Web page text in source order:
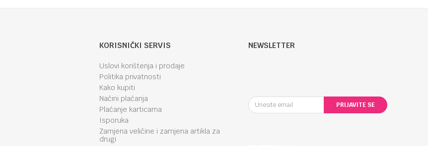
KORISNIČKI SERVIS
Uslovi korištenja i prodaje
Politika privatnosti
Kako kupiti
Načini plaćanja
Plaćanje karticama
Isporuka
Zamjena veličine i zamjena artikla za
drugi
NEWSLETTER
PRIJAVITE SE